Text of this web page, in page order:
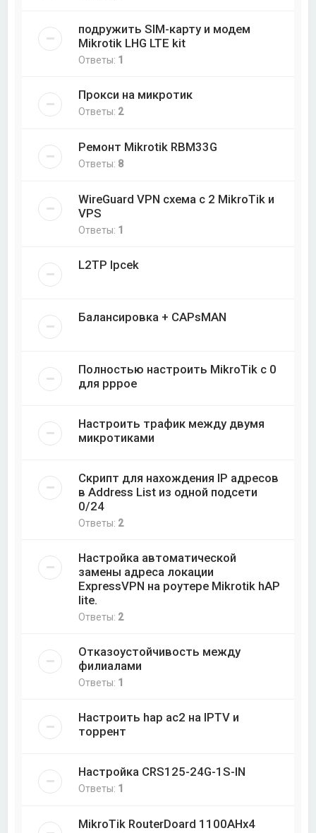
подружить SIM-карту и модем
Mikrotik LHG LTE kit
Ответы: 1
Прокси на микротик
Ответы: 2
Ремонт Mikrotik RBM33G
Ответы: 8
WireGuard VPN схема с 2 MikroTik и
VPS
Ответы: 1
L2TP Ipcek
Балансировка + CAPsMAN
Полностью настроить MikroTik с 0
для pppoe
Настроить трафик между двумя
микротиками
Скрипт для нахождения IP адресов
в Address List из одной подсети
0/24
Ответы: 2
Настройка автоматической
замены адреса локации
ExpressVPN на роутере Mikrotik hAP
lite.
Ответы: 2
Отказоустойчивость между
филиалами
Ответы: 1
Настроить hap ac2 на IPTV и
торрент
Настройка CRS125-24G-1S-IN
Ответы: 1
MikroTik RouterDoard 1100AHx4